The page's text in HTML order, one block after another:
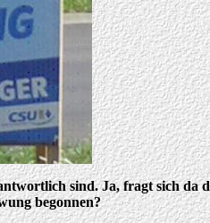
sind. Ja, fragt sich da
begonnen?